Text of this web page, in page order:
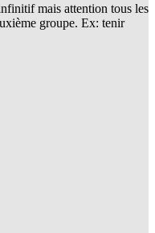
mais attention tous les
groupe. Ex: tenir